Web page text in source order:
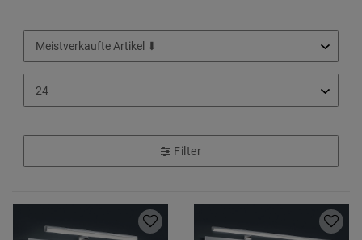
Filter